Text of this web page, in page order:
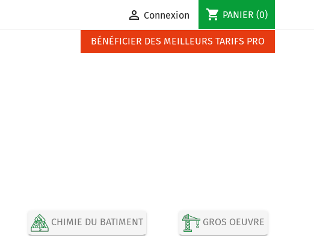
 Connexion shopping_cart PANIER (0)
BÉNÉFICIER DES MEILLEURS TARIFS PRO
CHIMIE DU BATIMENT GROS OEUVRE